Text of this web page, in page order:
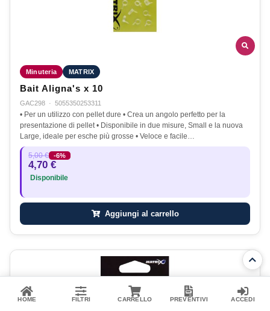
Minuteria MATRIX
Bait Aligna's x 10
GAC298 · 5055350253311
• Per un utilizzo con pellet dure • Crea un angolo perfetto per la
presentazione di pellet • Disponibile in due misure, Small e la nuova
Large, ideale per esche più grosse • Veloce e facile…
5,00 € -6%
4,70 €
Disponibile
Aggiungi al carrello
HOME FILTRI CARRELLO PREVENTIVI ACCEDI